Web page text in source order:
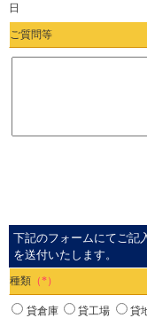
日
ご質問等
下記のフォームにてご記
を送付いたします。
種類 （*）
貸倉庫 貸工場 貸